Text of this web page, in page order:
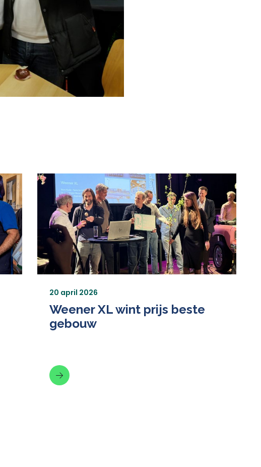
Weener XL wint prijs beste
gebouw
20 april 2026